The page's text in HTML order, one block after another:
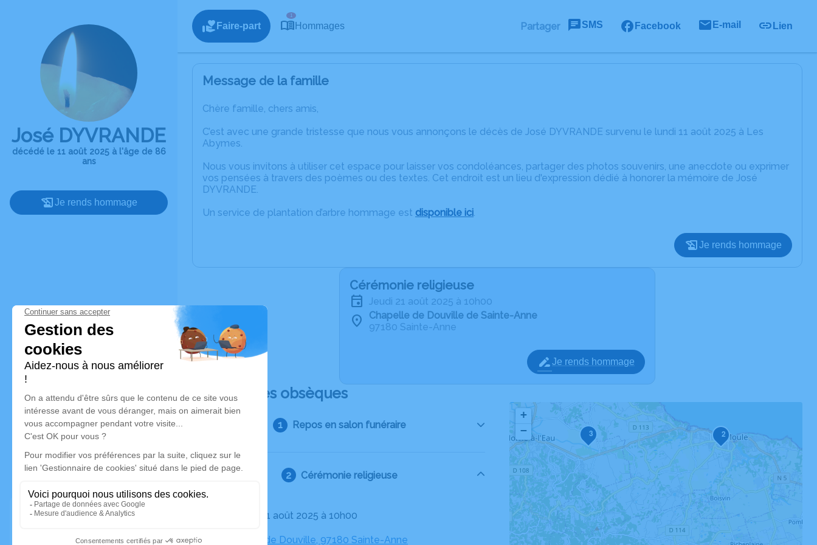
José DYVRANDE
décédé le 11 août 2025 à l'âge de 86
ans
Je rends hommage
Faire-part
1
Hommages Partager SMS Facebook E-mail Lien
Message de la famille
Chère famille, chers amis,
C’est avec une grande tristesse que nous vous annonçons le décès de José DYVRANDE survenu le lundi 11 août 2025 à Les
Abymes.
Nous vous invitons à utiliser cet espace pour laisser vos condoléances, partager des photos souvenirs, une anecdote ou exprimer
vos pensées à travers des poèmes ou des textes. Cet endroit est un lieu d'expression dédié à honorer la mémoire de José
DYVRANDE.
Un service de plantation d’arbre hommage est disponible ici.
Je rends hommage
Cérémonie religieuse
jeudi 21 août 2025 à 10h00
Chapelle de Douville de Sainte-Anne
97180 Sainte-Anne
Je rends hommage
Déroulé des obsèques
Repos en salon funéraire
Cérémonie religieuse
Le jeudi 21 août 2025 à 10h00
Chapelle de Douville, 97180 Sainte-Anne
2
3
+
−